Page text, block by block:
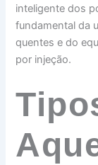
inteligente dos
fundamental da
quentes e do
por injeção.